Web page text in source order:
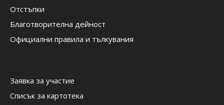
Отстъпки
Благотворителна дейност
Официални правила и тълкувания
Заявка за участие
Списък за картотека